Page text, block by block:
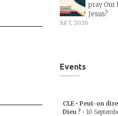
pray Our
Jesus?
Jul 7, 2026
Events
CLE • Peut-on
Dieu ? • 10